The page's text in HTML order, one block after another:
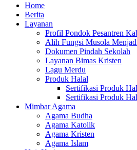
Home
Berita
Layanan
Profil Pondok Pesantren
Alih Fungsi Musola
Dokumen Pindah Sekolah
Layanan Bimas Kristen
Lagu Merdu
Produk Halal
Sertifikasi Produk
Sertifikasi Produk
Mimbar Agama
Agama Budha
Agama Katolik
Agama Kristen
Agama Islam